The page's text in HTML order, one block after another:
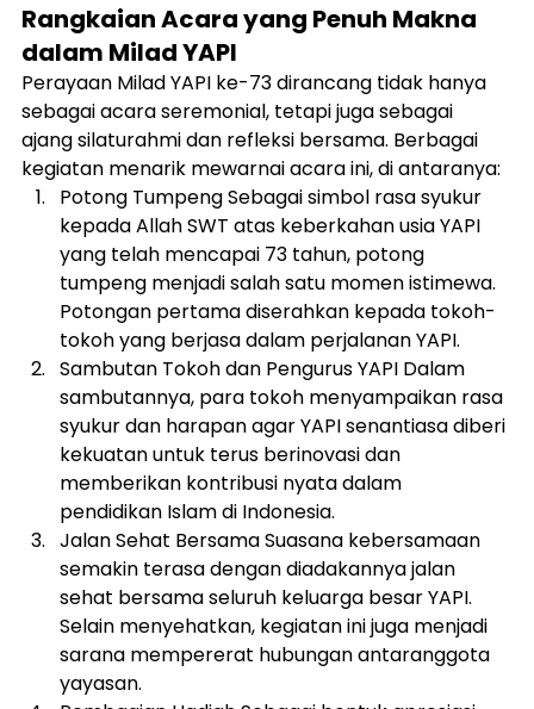
Rangkaian Acara yang Penuh Makna
dalam Milad YAPI
Perayaan Milad YAPI ke-73 dirancang tidak hanya
sebagai acara seremonial, tetapi juga sebagai
ajang silaturahmi dan refleksi bersama. Berbagai
kegiatan menarik mewarnai acara ini, di antaranya:
Potong Tumpeng Sebagai simbol rasa syukur
kepada Allah SWT atas keberkahan usia YAPI
yang telah mencapai 73 tahun, potong
tumpeng menjadi salah satu momen istimewa.
Potongan pertama diserahkan kepada tokoh-
tokoh yang berjasa dalam perjalanan YAPI.
Sambutan Tokoh dan Pengurus YAPI Dalam
sambutannya, para tokoh menyampaikan rasa
syukur dan harapan agar YAPI senantiasa diberi
kekuatan untuk terus berinovasi dan
memberikan kontribusi nyata dalam
pendidikan Islam di Indonesia.
Jalan Sehat Bersama Suasana kebersamaan
semakin terasa dengan diadakannya jalan
sehat bersama seluruh keluarga besar YAPI.
Selain menyehatkan, kegiatan ini juga menjadi
sarana mempererat hubungan antaranggota
yayasan.